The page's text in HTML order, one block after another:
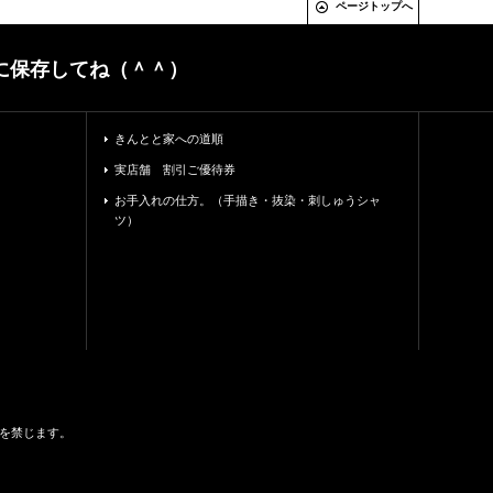
ページトップへ
存してね（＾＾）
きんとと家への道順
実店舗 割引ご優待券
お手入れの仕方。（手描き・抜染・刺しゅうシャ
ツ）
禁じます。